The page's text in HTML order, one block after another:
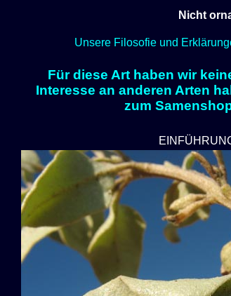
Nicht
Unsere Filosofie und
Für diese Art haben wir
Interesse an anderen Arten
zum